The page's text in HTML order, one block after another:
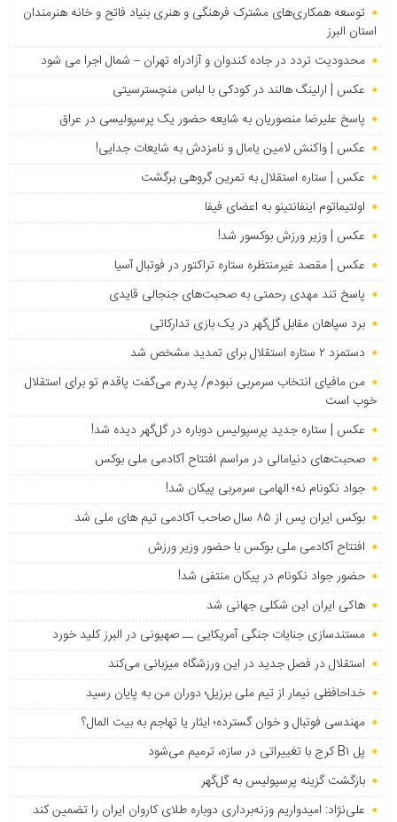
توسعه همکاری‌های مشترک فرهنگی و هنری بنیاد فاتح و خانه هنرمندان
استان البرز
محدودیت تردد در جاده کندوان و آزادراه تهران – شمال اجرا می شود
عکس | ارلینگ هالند در کودکی با لباس منچسترسیتی
پاسخ علیرضا منصوریان به شایعه حضور یک پرسپولیسی در عراق
عکس | واکنش لامین یامال و نامزدش به شایعات جدایی!
عکس | ستاره استقلال به تمرین گروهی برگشت
اولتیماتوم اینفانتینو به اعضای فیفا
عکس | وزیر ورزش بوکسور شد!
عکس | مقصد غیرمنتظره ستاره تراکتور در فوتبال آسیا
پاسخ تند مهدی رحمتی به صحبت‌های جنجالی قایدی
برد سپاهان مقابل گل‌گهر در یک بازی تدارکاتی
دستمزد ۲ ستاره استقلال برای تمدید مشخص شد
من مافیای انتخاب سرمربی نبودم/ پدرم می‌گفت پاقدم تو برای استقلال
خوب است
عکس | ستاره جدید پرسپولیس دوباره در گل‌گهر دیده شد!
صحبت‌های دنیامالی در مراسم افتتاح آکادمی ملی بوکس
جواد نکونام نه؛ الهامی سرمربی پیکان شد!
بوکس ایران پس از ۸۵ سال صاحب آکادمی تیم های ملی شد
افتتاح آکادمی ملی بوکس با حضور وزیر ورزش
حضور جواد نکونام در پیکان منتفی شد!
هاکی ایران این شکلی جهانی شد
مستندسازی جنایات جنگی آمریکایی ــ صهیونی در البرز کلید خورد
استقلال در فصل جدید در این ورزشگاه میزبانی می‌کند
خداحافظی نیمار از تیم ملی برزیل؛ دوران من به پایان رسید
مهندسی فوتبال و خوان گسترده؛ ایثار یا تهاجم به بیت المال؟
پل B۱ کرج با تغییراتی در سازه، ترمیم می‌شود
بازگشت گزینه پرسپولیس به ‌گل‌گهر
علی‌نژاد: امیدواریم وزنه‌برداری دوباره طلای کاروان ایران را تضمین کند